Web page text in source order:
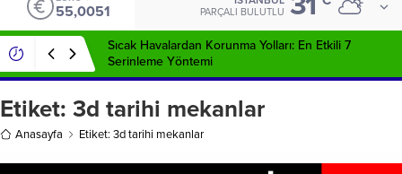
55,0051 PARÇALI BULUTLU
Sıcak Havalardan Korunma Yolları: En Etkili 7
Serinleme Yöntemi
Etiket: 3d tarihi mekanlar
Anasayfa Etiket: 3d tarihi mekanlar